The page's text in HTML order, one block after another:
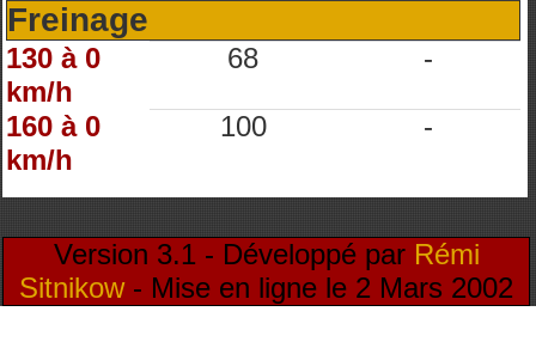
Freinage
130 à 0
km/h
68 -
160 à 0
km/h
100 -
Version 3.1 - Développé par Rémi
Sitnikow- Mise en ligne le 2 Mars 2002